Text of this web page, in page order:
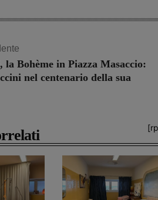
la Bohème in Piazza Masaccio:
nel centenario della sua